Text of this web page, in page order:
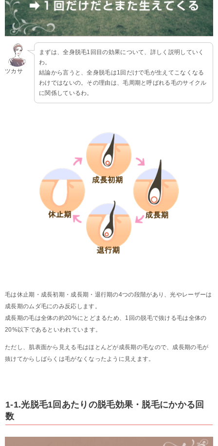
ツカサ
まずは、全身脱毛1回目の効果について、詳しく説明していく
わ。
結論から言うと、全身脱毛は1回だけで毛が生えてこなくなる
わけではないの。その理由は、毛周期と呼ばれる毛のサイクル
に関係しているわ。
毛は休止期・成長初期・成長期・退行期の4つの段階があり、光やレーザーは
成長期のムダ毛にのみ反応します。
成長期の毛は全体の約20%にとどまるため、1回の脱毛で抜ける毛は全体の
20%以下であるといわれています。
ただし、肌表面から見える毛はほとんどが成長期の毛なので、成長期の毛が
抜けてからしばらくは毛がなくなったように見えます。
1-1.光脱毛1回あたりの脱毛効果・脱毛にかかる回
数